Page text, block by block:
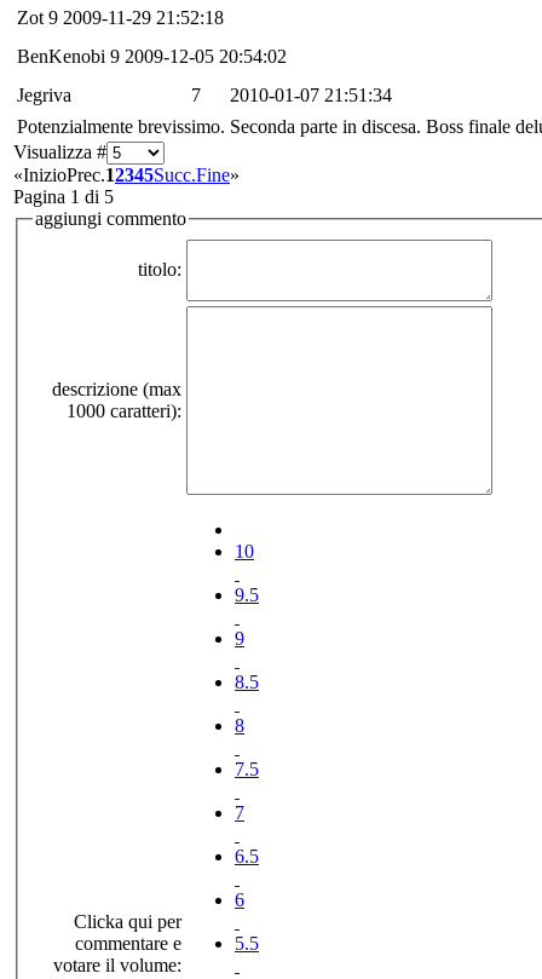
Zot 9 2009-11-29 21:52:18
BenKenobi 9 2009-12-05 20:54:02
Jegriva
7
2010-01-07 21:51:34
Potenzialmente brevissimo. Seconda parte in discesa. Boss finale
Visualizza #
«InizioPrec.12345Succ.Fine»
Pagina 1 di 5
aggiungi commento
titolo:
descrizione (max
1000 caratteri):
Clicka qui per
commentare e
votare il volume:
10
9.5
9
8.5
8
7.5
7
6.5
6
5.5